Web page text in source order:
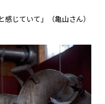
じていて」（亀山さん）